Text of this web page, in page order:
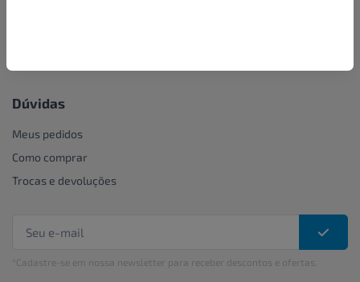
Dúvidas
Meus pedidos
Como comprar
Trocas e devoluções
*Cadastre-se em nossa newsletter para receber descontos e ofertas.